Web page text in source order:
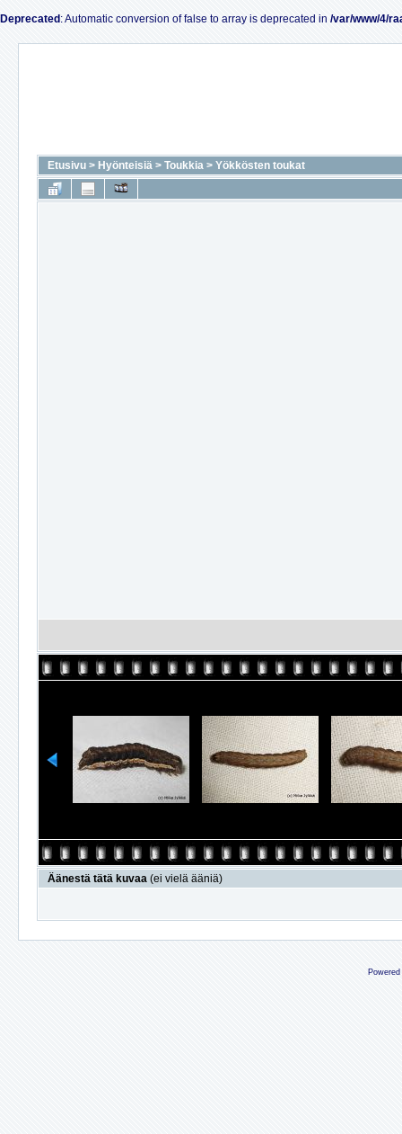
Deprecated : Automatic conversion of false to array is deprecated in /var/www/4/
Etusivu > Hyönteisiä > Toukkia > Yökkösten toukat
Äänestä tätä kuvaa (ei vielä ääniä)